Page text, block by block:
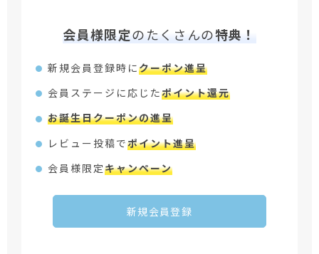
会員様限定のたくさんの特典！
新規会員登録時にクーポン進呈
会員ステージに応じたポイント還元
お誕生日クーポンの進呈
レビュー投稿でポイント進呈
会員様限定キャンペーン
新規会員登録